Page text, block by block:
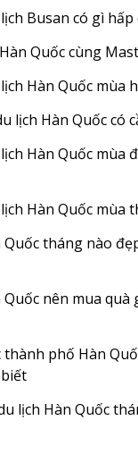
Busan có gì hấp
Quốc cùng
Hàn Quốc mùa
lịch Hàn Quốc có
Hàn Quốc mùa
Hàn Quốc mùa
tháng nào
nên mua
thành phố Hàn
lịch Hàn Quốc